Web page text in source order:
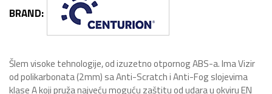
BRAND:
Šlem visoke tehnologije, od izuzetno otpornog ABS-a. Ima Vizir
od polikarbonata (2mm) sa Anti-Scratch i Anti-Fog slojevima
klase A koji pruža najveću moguću zaštitu od udara u okviru EN